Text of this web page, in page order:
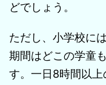
どでしょう。
ただし、小学校に
期間はどこの学童
す。一日8時間以